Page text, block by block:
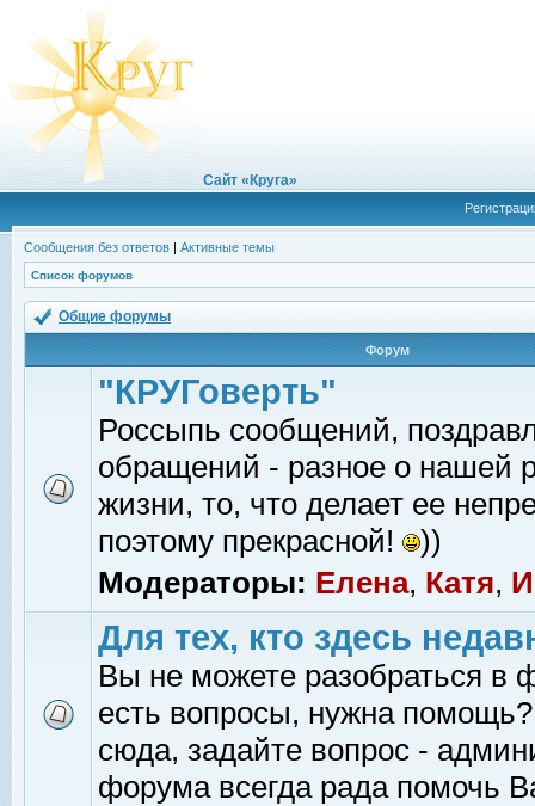
Сайт «Круга»
Сообщения без ответов | Активные темы
Список форумов
Общие форумы
Форум
"КРУГоверть"
Россыпь сообщений,
обращений - разное о нашей
жизни, то, что делает ее
поэтому прекрасной!
))
Модераторы: Елена, Катя,
Для тех, кто здесь
Вы не можете разобраться в
есть вопросы, нужна помощь?
сюда, задайте вопрос -
форума всегда рада помочь